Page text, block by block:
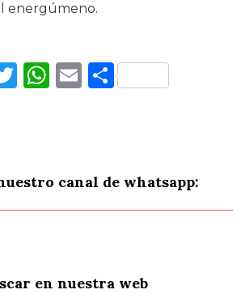
energúmeno.
Twitter
WhatsApp
Email
canal de whatsapp:
en nuestra web